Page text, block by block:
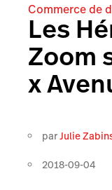
Commerce de
Les
Zoom
x
parJulie
2018-09-04